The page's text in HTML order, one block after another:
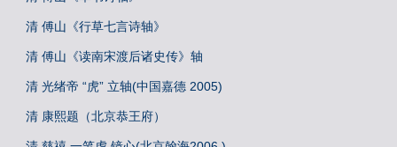
清 傅山《行草七言诗轴》
清 傅山《读南宋渡后诸史传》轴
清 光绪帝 “虎” 立轴(中国嘉德 2005)
清 康熙题（北京恭王府）